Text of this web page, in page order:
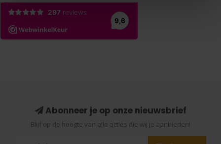
Abonneer je op onze nieuwsbrief
Blijf op de hoogte van alle acties die wij je aanbieden!